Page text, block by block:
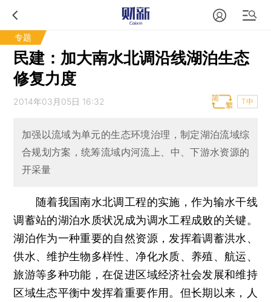
专题
民建：加大南水北调沿线湖泊生态
修复力度
2014年03月05日 16:32 T中
加强以流域为单元的生态环境治理，制定湖泊流域综
合规划方案，统筹流域内河流上、中、下游水资源的
开采量
随着我国南水北调工程的实施，作为输水干线
调蓄站的湖泊水质状况成为调水工程成败的关键。
湖泊作为一种重要的自然资源，发挥着调蓄洪水、
供水、维护生物多样性、净化水质、养殖、航运、
旅游等多种功能，在促进区域经济社会发展和维持
区域生态平衡中发挥着重要作用。但长期以来，人